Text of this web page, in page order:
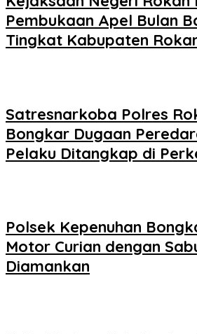
Pembukaan Apel Bulan
Tingkat Kabupaten
Satresnarkoba Polres
Bongkar Dugaan
Pelaku Ditangkap di
Polsek Kepenuhan
Motor Curian dengan
Diamankan